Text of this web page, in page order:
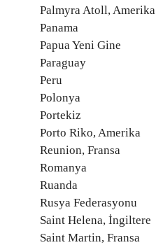
Palmyra Atoll, Amerika
Panama
Papua Yeni Gine
Paraguay
Peru
Polonya
Portekiz
Porto Riko, Amerika
Reunion, Fransa
Romanya
Ruanda
Rusya Federasyonu
Saint Helena, İngiltere
Saint Martin, Fransa